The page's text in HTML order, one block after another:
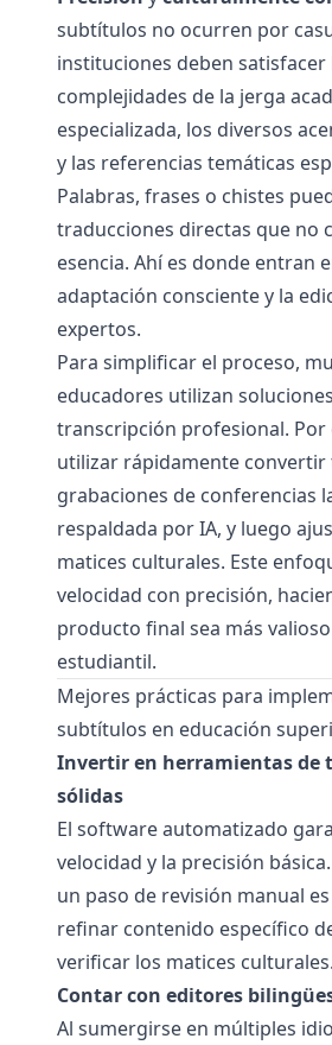
subtítulos no ocurren por
instituciones deben satisfacer
complejidades de la jerga
especializada, los diversos
y las referencias temáticas
Palabras, frases o chistes
traducciones directas que no
esencia. Ahí es donde entran
adaptación consciente y la
expertos.
Para simplificar el proceso,
educadores utilizan
transcripción profesional. Por
utilizar rápidamente convertir
grabaciones de conferencias
respaldada por IA, y luego
matices culturales. Este
velocidad con precisión,
producto final sea más
estudiantil.
Mejores prácticas para
subtítulos en educación
Invertir en herramientas de
sólidas
El software automatizado
velocidad y la precisión
un paso de revisión manual
refinar contenido específico
verificar los matices culturales.
Contar con editores
Al sumergirse en múltiples